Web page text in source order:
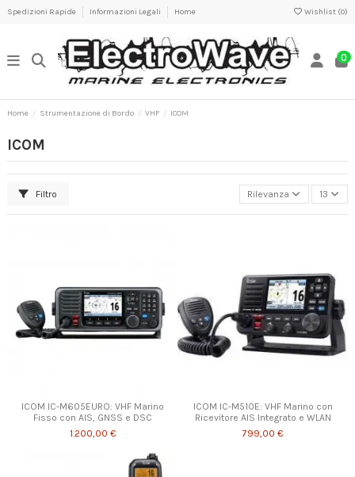
Spedizioni Rapide Informazioni Legali Home Wishlist (0)
0
Home Strumentazione di Bordo VHF ICOM
ICOM
Filtro Rilevanza 13
ICOM IC-M605EURO: VHF Marino
Fisso con AIS, GNSS e DSC
1.200,00 €
ICOM IC-M510E: VHF Marino con
Ricevitore AIS Integrato e WLAN
799,00 €